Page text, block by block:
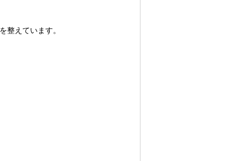
整えています。